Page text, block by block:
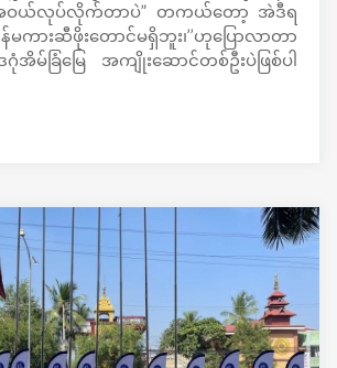
အဝယ်လုပ်လိုက်တာပဲ” တကယ်တော့ အဲဒီရ
းဆီဖိုးတောင်မရှိဘူး၊’’ဟုပြောလာတာ
မ်ခြံမြေ အကျိုးဆောင်တစ်ဦးပဲဖြစ်ပါ
ကွက်အရောင်းအဝယ်ဖြစ်သွားတယ်ဆိုတဲ့
ပ် နေရရင်ကို ပျော်နေတာဟု အသက်
တင်ပြီးအိမ်ခြံမြေ အကျိုးဆောင်လုပ်ငန်း
ာခဲ့တဲ့ မိုးသဇင်အိမ်ခြံမြေ အကျိုးဆောင်
ာတာပါ။